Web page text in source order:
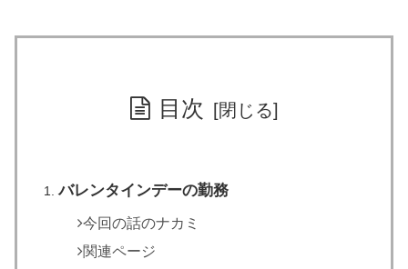
目次
バレンタインデーの勤務
今回の話のナカミ
関連ページ